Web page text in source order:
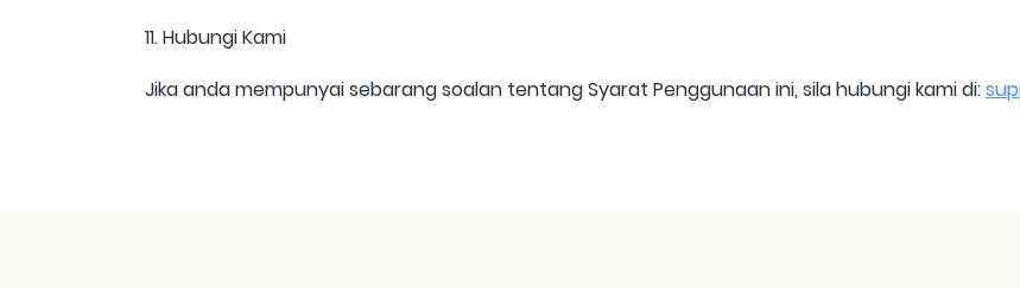
11. Hubungi Kami
Jika anda mempunyai sebarang soalan tentang Syarat Penggunaan ini, sila hubungi kami di: